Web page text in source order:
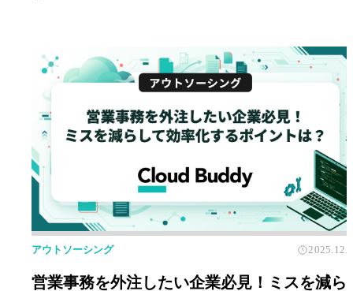
アウトソーシング
営業事務を外注したい企業必見！ミスを減ら